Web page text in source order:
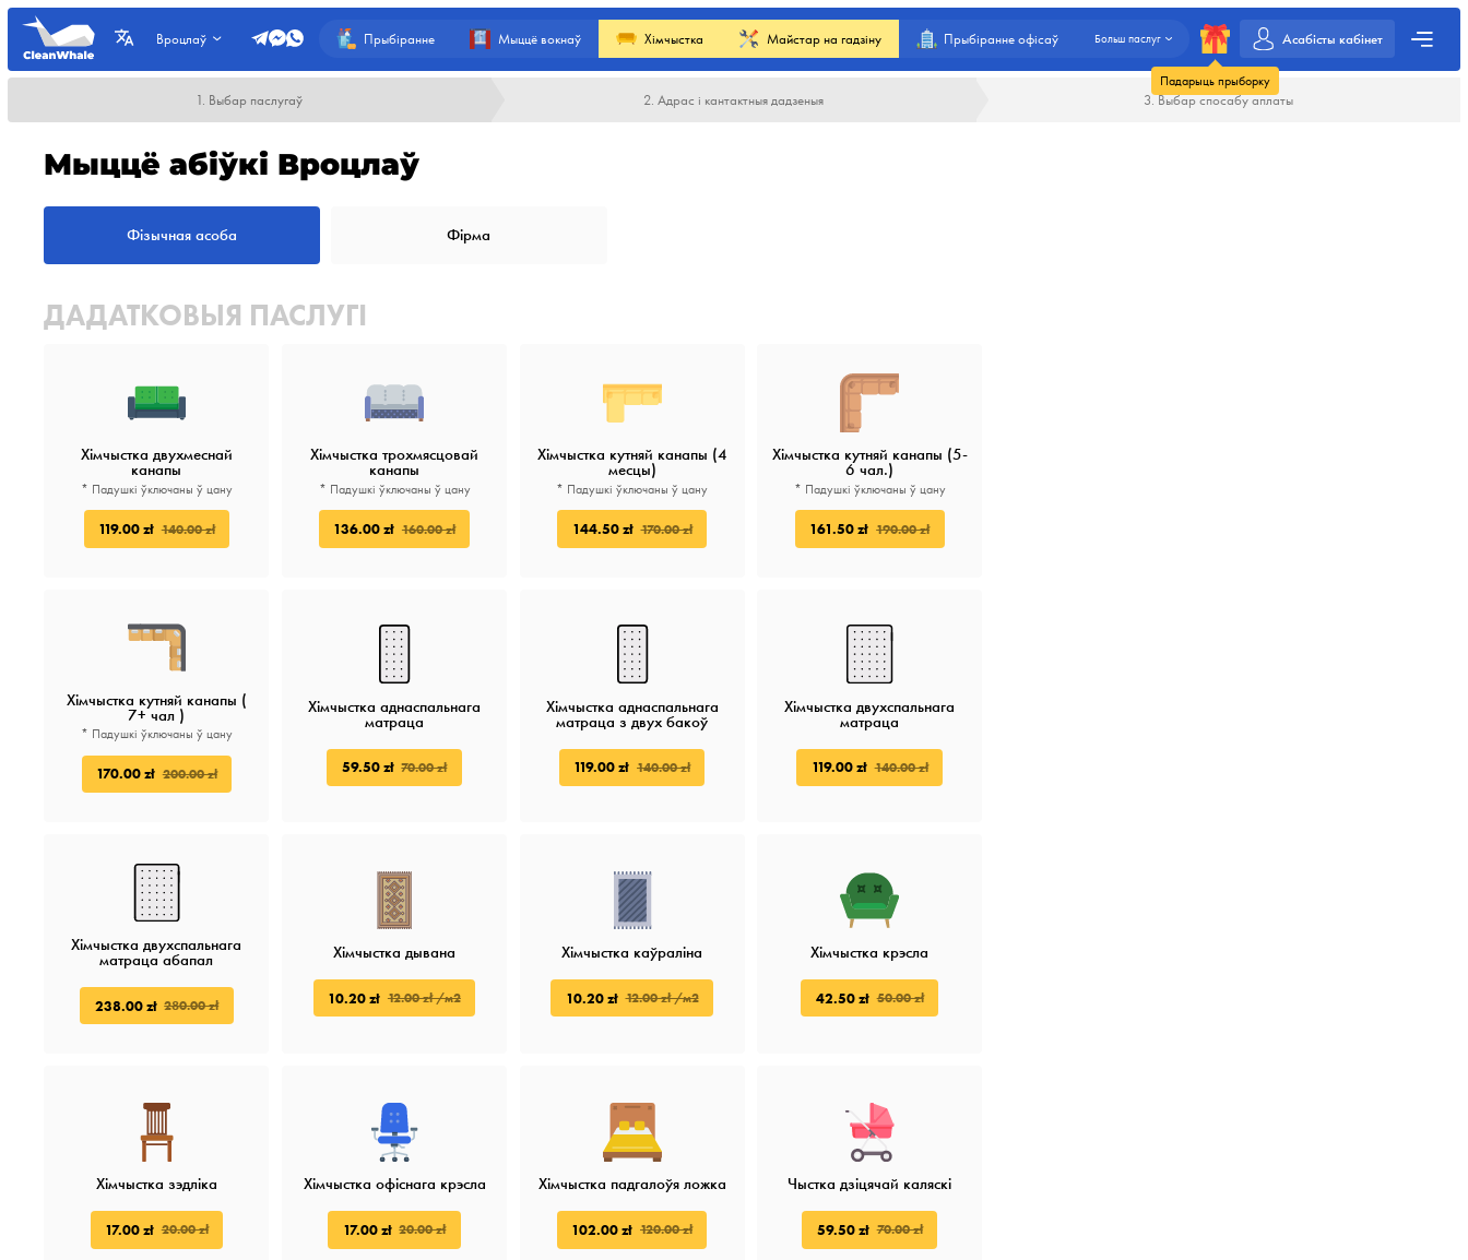
Вроцлаў Прыбіранне Мыццё вокнаў Хімчыстка Майстар на гадзіну Прыбіранне офісаў Больш паслуг
Падарыць прыборку
Асабісты кабінет
1. Выбар паслугаў 2. Адрас і кантактныя дадзеныя 3. Выбар спосабу аплаты
Мыццё абіўкі Вроцлаў
Фізычная асоба Фірма
ДАДАТКОВЫЯ ПАСЛУГІ
Хімчыстка двухмеснай
канапы
* Падушкі ўключаны ў цану
119.00 zł 140.00 zł
Хімчыстка трохмясцовай
канапы
* Падушкі ўключаны ў цану
136.00 zł 160.00 zł
Хімчыстка кутняй канапы (4
месцы)
* Падушкі ўключаны ў цану
144.50 zł 170.00 zł
Хімчыстка кутняй канапы (5-
6 чал.)
* Падушкі ўключаны ў цану
161.50 zł 190.00 zł
Хімчыстка кутняй канапы (
7+ чал )
* Падушкі ўключаны ў цану
170.00 zł 200.00 zł
Хімчыстка аднаспальнага
матраца
59.50 zł 70.00 zł
Хімчыстка аднаспальнага
матраца з двух бакоў
119.00 zł 140.00 zł
Хімчыстка двухспальнага
матраца
119.00 zł 140.00 zł
Хімчыстка двухспальнага
матраца абапал
238.00 zł 280.00 zł
Хімчыстка дывана
10.20 zł 12.00 zł /м2
Хімчыстка каўраліна
10.20 zł 12.00 zł /м2
Хімчыстка крэсла
42.50 zł 50.00 zł
Хімчыстка зэдліка
17.00 zł 20.00 zł
Хімчыстка офіснага крэсла
17.00 zł 20.00 zł
Хімчыстка падгалоўя ложка
102.00 zł 120.00 zł
Чыстка дзіцячай каляскі
59.50 zł 70.00 zł